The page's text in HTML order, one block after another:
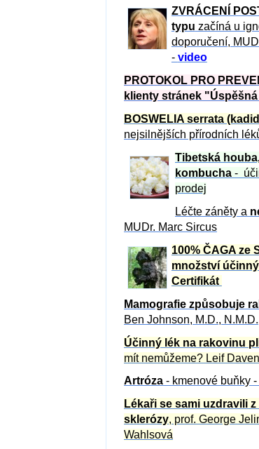
ZVRÁCE NÍ
typu začíná u
doporučení,
- video
PROTOKOL PRO
klienty stránek
BOSWELIA serrata
nejsilnějších přírodních
Tibetská
kombucha -
prodej
Léčte záněty a
MUDr. Marc Sircus
100% ČAGA ze
množství
Certifikát
Mamografie způsobuje
Ben Johnson, M.D.,
Účinný lék na rakovinu
mít nemůžeme? Leif
Artróza - kmenové buňky -
Lékaři se sami uzdravili
sklerózy, prof. George
Wahlsová